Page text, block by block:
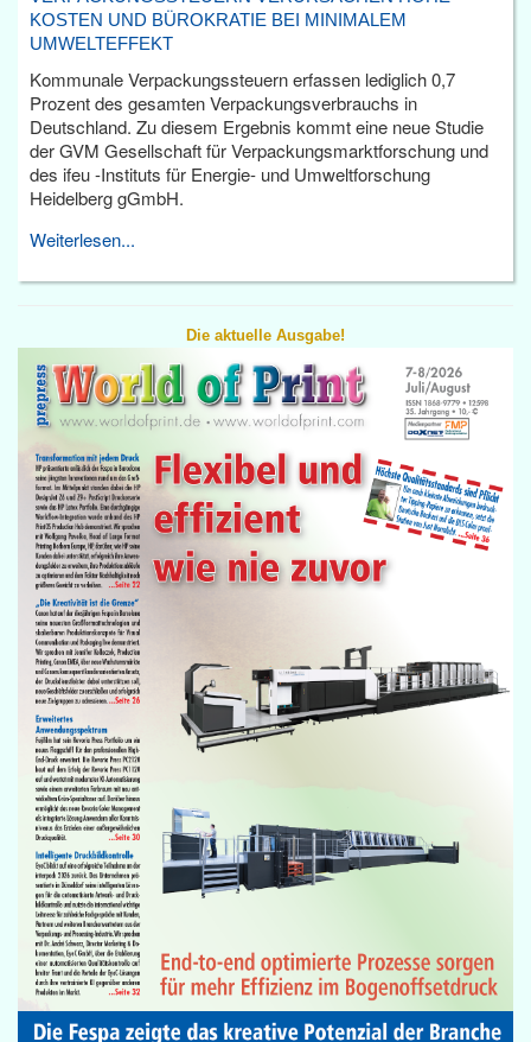
KOSTEN UND BÜROKRATIE BEI MINIMALEM
UMWELTEFFEKT
Kommunale Verpackungssteuern erfassen lediglich 0,7
Prozent des gesamten Verpackungsverbrauchs in
Deutschland. Zu diesem Ergebnis kommt eine neue Studie
der GVM Gesellschaft für Verpackungsmarktforschung und
des ifeu -Instituts für Energie- und Umweltforschung
Heidelberg gGmbH.
Weiterlesen...
Die aktuelle Ausgabe!